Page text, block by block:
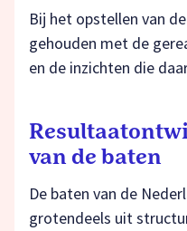
Bij het opstellen van
gehouden met de
en de inzichten die
van de baten
De baten van de
grotendeels uit